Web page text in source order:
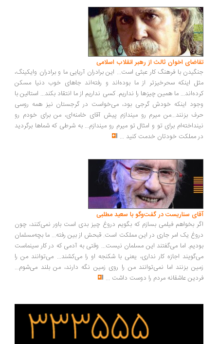
اخوان ثالث از رهبر انقلاب اسلامی
با فرهنگ کار عبثی است... این برادران آریایی ما و برادران وایکینگ،
اینکه سحرخیزتر از ما بوده‌اند و رفته‌اند جاهای خوب دنیا مسکن
ما همین چیزها را نداریم. کسی نداریم از ما انتقاد بکند... استالین با
اینکه خودش گرجی بود، می‌خواست در گرجستان نیز همه روسی
بزنند...من میرم رو میندازم پیش آقای خامنه‌ای، من برای خودم رو
برای تو و امثال تو میرم رو میندازم... به شرطی که شماها برگردید
مملکت خودتان خدمت کنید...
سناریست در گفت‌وگو با سعید مطلبی
بخواهم فیلمی بسازم که بگویم دروغ چیز بدی است باور نمی‌کنند، چون
یک امر جاری در این مملکت است. قبحش از بین رفته... ما بچه‌مسلمان
اما می‌گفتند این مسلمان نیست... وقتی به آدمی که در کار سینماست
اجازه کار نداری، یعنی با شکنجه او را می‌کشند... می‌توانند من را
بزنند اما نمی‌توانند من را روی زمین نگه دارند، من بلند می‌شوم...
عاشقانه مردم را دوست داشت ...